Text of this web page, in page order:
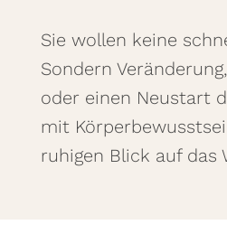
Sie wollen keine
Sondern
oder einen Neustart
mit
ruhigen Blick auf das